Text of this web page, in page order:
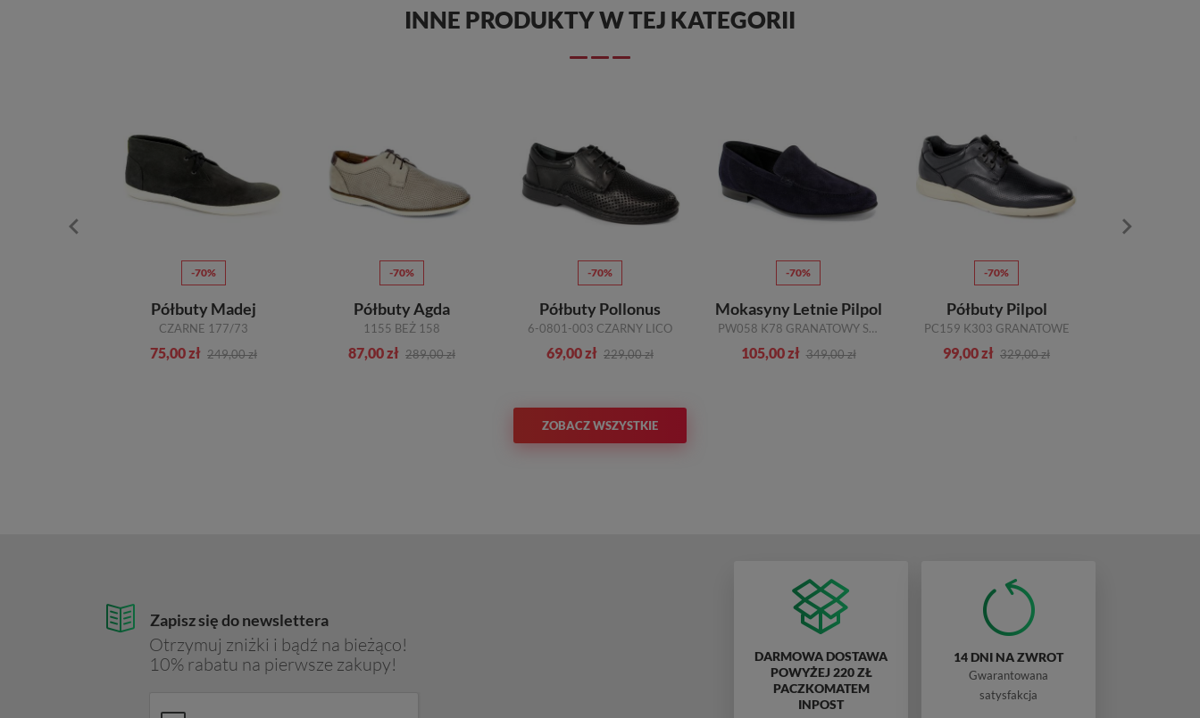
INNE PRODUKTY W TEJ KATEGORII
-70%
Półbuty Madej
CZARNE 177/73
75,00 zł 249,00 zł
-70%
Półbuty Agda
1155 BEŻ 158
87,00 zł 289,00 zł
-70%
Półbuty Pollonus
6-0801-003 CZARNY LICO
69,00 zł 229,00 zł
-70%
Mokasyny Letnie Pilpol
PW058 K78 GRANATOWY SKÓRA
105,00 zł 349,00 zł
-70%
Półbuty Pilpol
PC159 K303 GRANATOWE
99,00 zł 329,00 zł
ZOBACZ WSZYSTKIE
Zapisz się do newslettera
Otrzymuj zniżki i bądź na bieżąco!
10% rabatu na pierwsze zakupy!
DARMOWA DOSTAWA
POWYŻEJ 220 ZŁ
PACZKOMATEM
INPOST
14 DNI NA ZWROT
Gwarantowana
satysfakcja